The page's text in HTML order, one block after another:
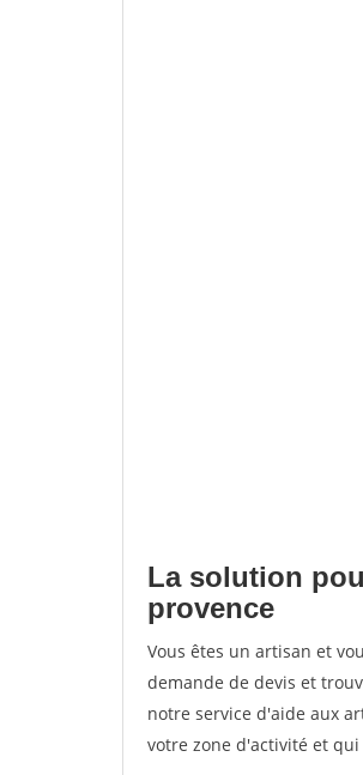
La solution
provence
Vous êtes un artisan et
demande de devis et
notre service d'aide aux
votre zone d'activité et